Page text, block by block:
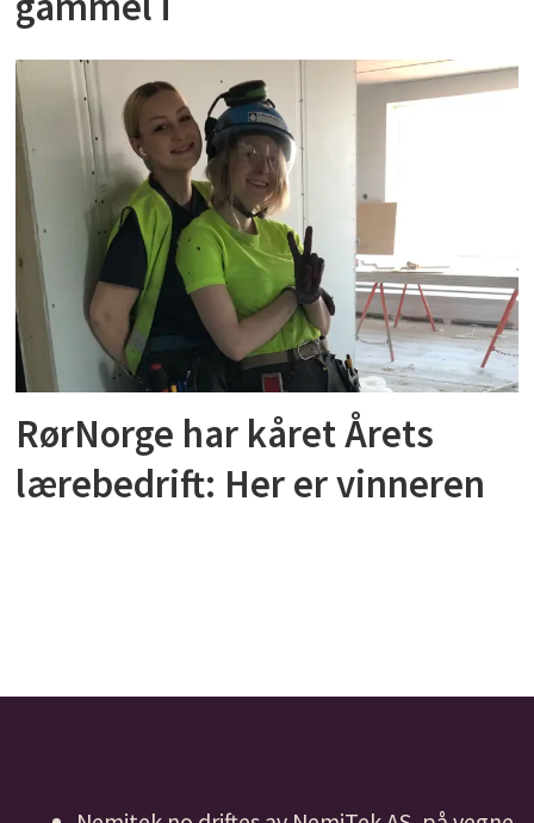
RørNorge har kåret Årets
lærebedrift: Her er vinneren